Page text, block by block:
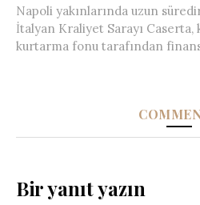
Napoli yakınlarında uzun
İtalyan Kraliyet Sarayı Caserta,
kurtarma fonu tarafından
Bir yanıt yazın